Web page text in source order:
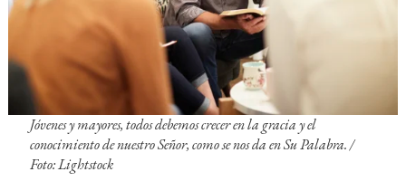
Jóvenes y mayores, todos debemos crecer en la gracia y el
conocimiento de nuestro Señor, como se nos da en Su Palabra. /
Foto: Lightstock